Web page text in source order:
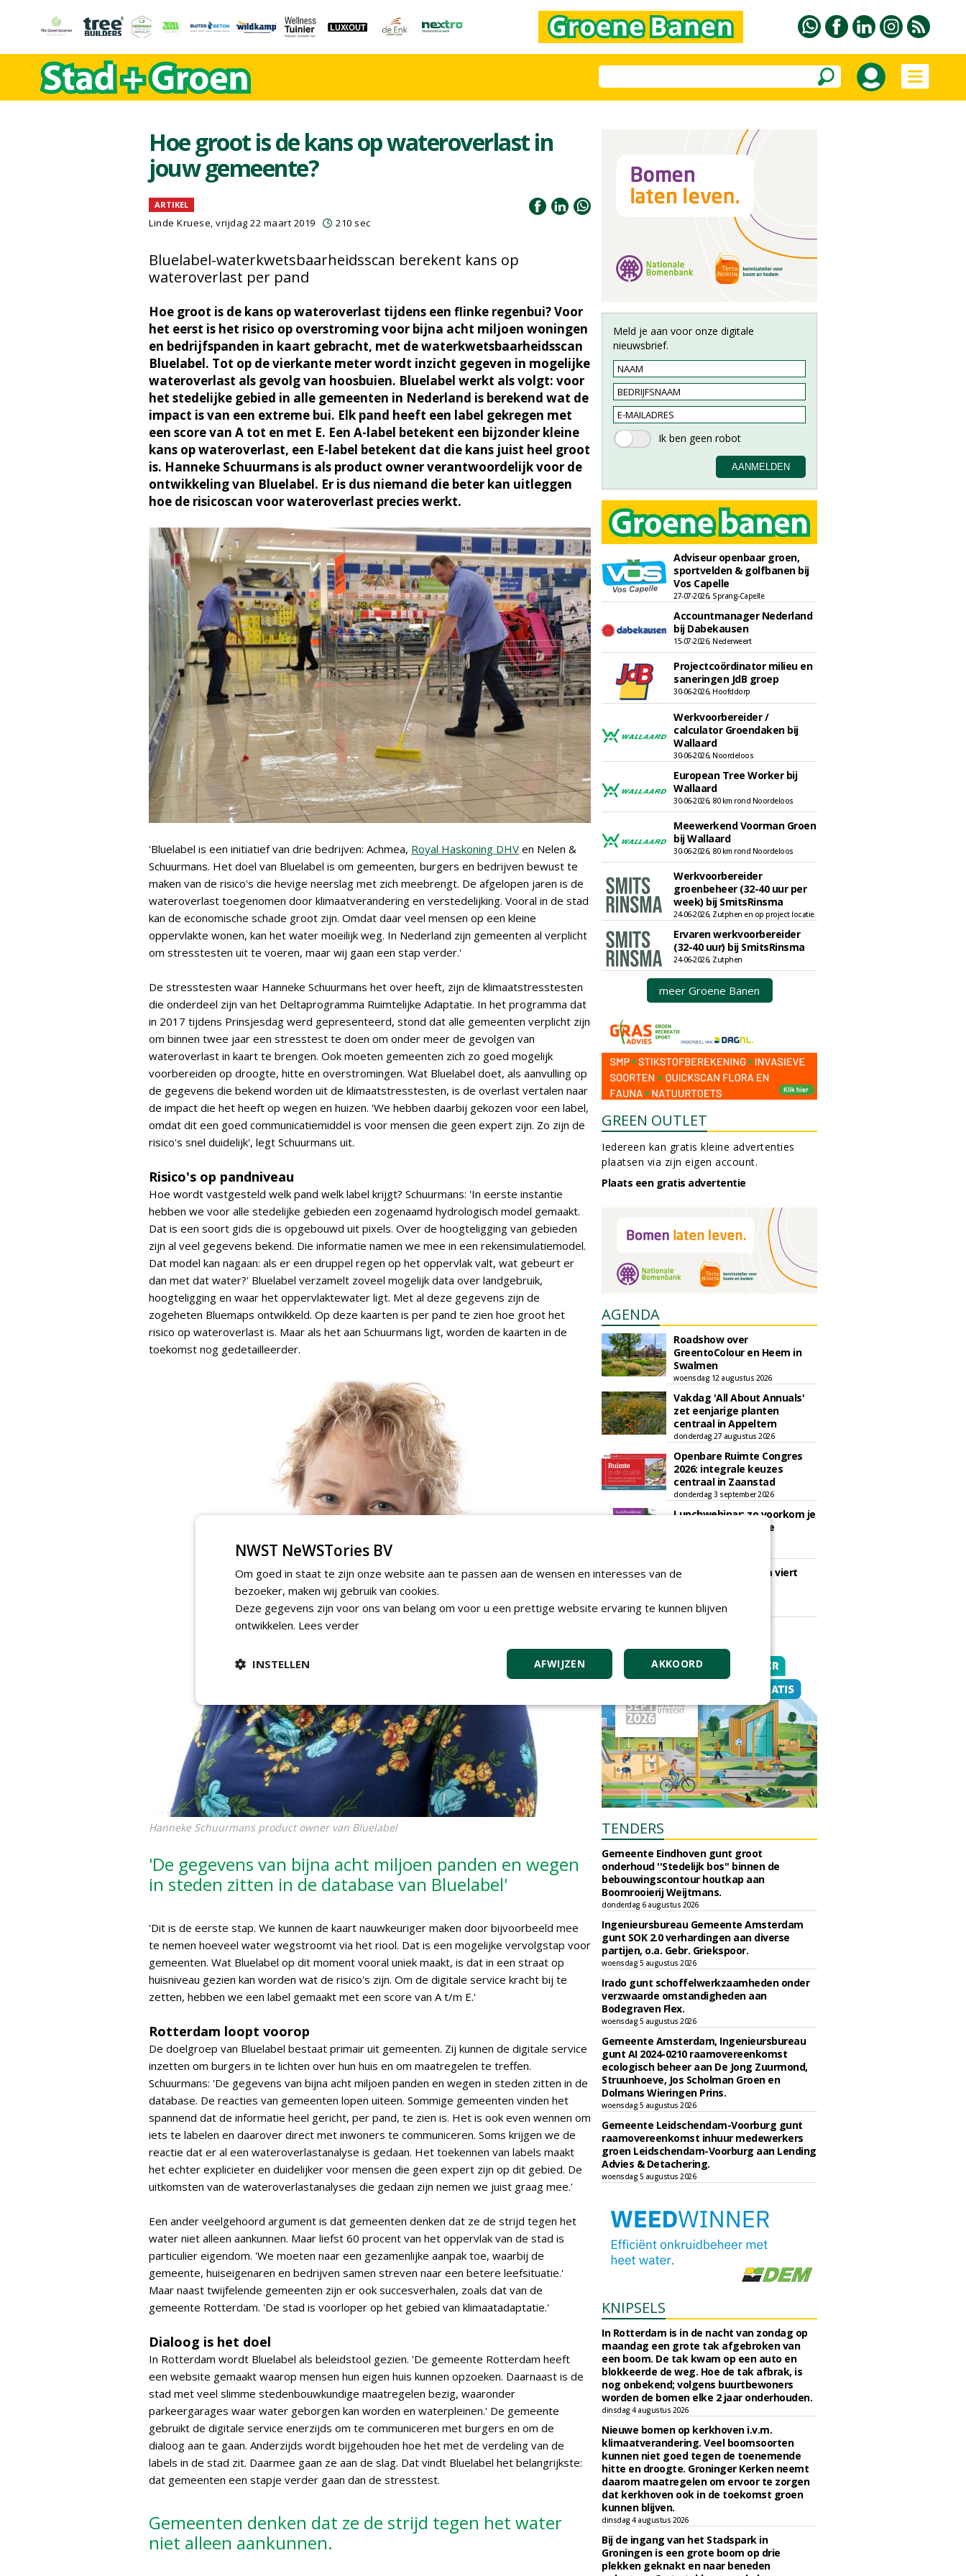
Hoe groot is de kans op wateroverlast in
jouw gemeente?
ARTIKEL
Linde Kruese, vrijdag 22 maart 2019 210 sec
Bluelabel-waterkwetsbaarheidsscan berekent kans op
wateroverlast per pand
Hoe groot is de kans op wateroverlast tijdens een flinke regenbui? Voor
het eerst is het risico op overstroming voor bijna acht miljoen woningen
en bedrijfspanden in kaart gebracht, met de waterkwetsbaarheidsscan
Bluelabel. Tot op de vierkante meter wordt inzicht gegeven in mogelijke
wateroverlast als gevolg van hoosbuien. Bluelabel werkt als volgt: voor
het stedelijke gebied in alle gemeenten in Nederland is berekend wat de
impact is van een extreme bui. Elk pand heeft een label gekregen met
een score van A tot en met E. Een A-label betekent een bijzonder kleine
kans op wateroverlast, een E-label betekent dat die kans juist heel groot
is. Hanneke Schuurmans is als product owner verantwoordelijk voor de
ontwikkeling van Bluelabel. Er is dus niemand die beter kan uitleggen
hoe de risicoscan voor wateroverlast precies werkt.
'Bluelabel is een initiatief van drie bedrijven: Achmea, Royal Haskoning DHV en Nelen &
Schuurmans. Het doel van Bluelabel is om gemeenten, burgers en bedrijven bewust te
maken van de risico's die hevige neerslag met zich meebrengt. De afgelopen jaren is de
wateroverlast toegenomen door klimaatverandering en verstedelijking. Vooral in de stad
kan de economische schade groot zijn. Omdat daar veel mensen op een kleine
oppervlakte wonen, kan het water moeilijk weg. In Nederland zijn gemeenten al verplicht
om stresstesten uit te voeren, maar wij gaan een stap verder.'
De stresstesten waar Hanneke Schuurmans het over heeft, zijn de klimaatstresstesten
die onderdeel zijn van het Deltaprogramma Ruimtelijke Adaptatie. In het programma dat
in 2017 tijdens Prinsjesdag werd gepresenteerd, stond dat alle gemeenten verplicht zijn
om binnen twee jaar een stresstest te doen om onder meer de gevolgen van
wateroverlast in kaart te brengen. Ook moeten gemeenten zich zo goed mogelijk
voorbereiden op droogte, hitte en overstromingen. Wat Bluelabel doet, als aanvulling op
de gegevens die bekend worden uit de klimaatstresstesten, is de overlast vertalen naar
de impact die het heeft op wegen en huizen. 'We hebben daarbij gekozen voor een label,
omdat dit een goed communicatiemiddel is voor mensen die geen expert zijn. Zo zijn de
risico's snel duidelijk', legt Schuurmans uit.
Risico's op pandniveau
Hoe wordt vastgesteld welk pand welk label krijgt? Schuurmans: 'In eerste instantie
hebben we voor alle stedelijke gebieden een zogenaamd hydrologisch model gemaakt.
Dat is een soort gids die is opgebouwd uit pixels. Over de hoogteligging van gebieden
zijn al veel gegevens bekend. Die informatie namen we mee in een rekensimulatiemodel.
Dat model kan nagaan: als er een druppel regen op het oppervlak valt, wat gebeurt er
dan met dat water?' Bluelabel verzamelt zoveel mogelijk data over landgebruik,
hoogteligging en waar het oppervlaktewater ligt. Met al deze gegevens zijn de
zogeheten Bluemaps ontwikkeld. Op deze kaarten is per pand te zien hoe groot het
risico op wateroverlast is. Maar als het aan Schuurmans ligt, worden de kaarten in de
toekomst nog gedetailleerder.
Hanneke Schuurmans product owner van Bluelabel
'De gegevens van bijna acht miljoen panden en wegen
in steden zitten in de database van Bluelabel'
'Dit is de eerste stap. We kunnen de kaart nauwkeuriger maken door bijvoorbeeld mee
te nemen hoeveel water wegstroomt via het riool. Dat is een mogelijke vervolgstap voor
gemeenten. Wat Bluelabel op dit moment vooral uniek maakt, is dat in een straat op
huisniveau gezien kan worden wat de risico's zijn. Om de digitale service kracht bij te
zetten, hebben we een label gemaakt met een score van A t/m E.'
Rotterdam loopt voorop
De doelgroep van Bluelabel bestaat primair uit gemeenten. Zij kunnen de digitale service
inzetten om burgers in te lichten over hun huis en om maatregelen te treffen.
Schuurmans: 'De gegevens van bijna acht miljoen panden en wegen in steden zitten in de
database. De reacties van gemeenten lopen uiteen. Sommige gemeenten vinden het
spannend dat de informatie heel gericht, per pand, te zien is. Het is ook even wennen om
iets te labelen en daarover direct met inwoners te communiceren. Soms krijgen we de
reactie dat er al een wateroverlastanalyse is gedaan. Het toekennen van labels maakt
het echter explicieter en duidelijker voor mensen die geen expert zijn op dit gebied. De
uitkomsten van de wateroverlastanalyses die gedaan zijn nemen we juist graag mee.'
Een ander veelgehoord argument is dat gemeenten denken dat ze de strijd tegen het
water niet alleen aankunnen. Maar liefst 60 procent van het oppervlak van de stad is
particulier eigendom. 'We moeten naar een gezamenlijke aanpak toe, waarbij de
gemeente, huiseigenaren en bedrijven samen streven naar een betere leefsituatie.'
Maar naast twijfelende gemeenten zijn er ook succesverhalen, zoals dat van de
gemeente Rotterdam. 'De stad is voorloper op het gebied van klimaatadaptatie.'
Dialoog is het doel
In Rotterdam wordt Bluelabel als beleidstool gezien. 'De gemeente Rotterdam heeft
een website gemaakt waarop mensen hun eigen huis kunnen opzoeken. Daarnaast is de
stad met veel slimme stedenbouwkundige maatregelen bezig, waaronder
parkeergarages waar water geborgen kan worden en waterpleinen.' De gemeente
gebruikt de digitale service enerzijds om te communiceren met burgers en om de
dialoog aan te gaan. Anderzijds wordt bijgehouden hoe het met de verdeling van de
labels in de stad zit. Daarmee gaan ze aan de slag. Dat vindt Bluelabel het belangrijkste:
dat gemeenten een stapje verder gaan dan de stresstest.
Gemeenten denken dat ze de strijd tegen het water
niet alleen aankunnen.
Meld je aan voor onze digitale
nieuwsbrief.
Adviseur openbaar groen,
sportvelden & golfbanen bij
Vos Capelle
27-07-2026, Sprang-Capelle
Accountmanager Nederland
bij Dabekausen
15-07-2026, Nederweert
Projectcoördinator milieu en
saneringen JdB groep
30-06-2026, Hoofddorp
Werkvoorbereider /
calculator Groendaken bij
Wallaard
30-06-2026, Noordeloos
European Tree Worker bij
Wallaard
30-06-2026, 80 km rond Noordeloos
Meewerkend Voorman Groen
bij Wallaard
30-06-2026, 80 km rond Noordeloos
Werkvoorbereider
groenbeheer (32-40 uur per
week) bij SmitsRinsma
24-06-2026, Zutphen en op project locatie
Ervaren werkvoorbereider
(32-40 uur) bij SmitsRinsma
24-06-2026, Zutphen
meer Groene Banen
GREEN OUTLET
Iedereen kan gratis kleine advertenties
plaatsen via zijn eigen account.
Plaats een gratis advertentie
AGENDA
Roadshow over
GreentoColour en Heem in
Swalmen
woensdag 12 augustus 2026
Vakdag 'All About Annuals'
zet eenjarige planten
centraal in Appeltern
donderdag 27 augustus 2026
Openbare Ruimte Congres
2026: integrale keuzes
centraal in Zaanstad
donderdag 3 september 2026
Lunchwebinar: zo voorkom je
dat natuurinclusieve
Rooftop Symposium viert
vrijdag 18 september 2026
TENDERS
Gemeente Eindhoven gunt groot
onderhoud ''Stedelijk bos'' binnen de
bebouwingscontour houtkap aan
Boomrooierij Weijtmans.
donderdag 6 augustus 2026
Ingenieursbureau Gemeente Amsterdam
gunt SOK 2.0 verhardingen aan diverse
partijen, o.a. Gebr. Griekspoor.
woensdag 5 augustus 2026
Irado gunt schoffelwerkzaamheden onder
verzwaarde omstandigheden aan
Bodegraven Flex.
woensdag 5 augustus 2026
Gemeente Amsterdam, Ingenieursbureau
gunt AI 2024-0210 raamovereenkomst
ecologisch beheer aan De Jong Zuurmond,
Struunhoeve, Jos Scholman Groen en
Dolmans Wieringen Prins.
woensdag 5 augustus 2026
Gemeente Leidschendam-Voorburg gunt
raamovereenkomst inhuur medewerkers
groen Leidschendam-Voorburg aan Lending
Advies & Detachering.
woensdag 5 augustus 2026
KNIPSELS
In Rotterdam is in de nacht van zondag op
maandag een grote tak afgebroken van
een boom. De tak kwam op een auto en
blokkeerde de weg. Hoe de tak afbrak, is
nog onbekend; volgens buurtbewoners
worden de bomen elke 2 jaar onderhouden.
dinsdag 4 augustus 2026
Nieuwe bomen op kerkhoven i.v.m.
klimaatverandering. Veel boomsoorten
kunnen niet goed tegen de toenemende
hitte en droogte. Groninger Kerken neemt
daarom maatregelen om ervoor te zorgen
dat kerkhoven ook in de toekomst groen
kunnen blijven.
dinsdag 4 augustus 2026
Bij de ingang van het Stadspark in
Groningen is een grote boom op drie
plekken geknakt en naar beneden
NWST NeWSTories BV
Om goed in staat te zijn onze website aan te passen aan de wensen en interesses van de
bezoeker, maken wij gebruik van cookies.
Deze gegevens zijn voor ons van belang om voor u een prettige website ervaring te kunnen blijven
ontwikkelen. Lees verder
AKKOORD
AFWIJZEN
INSTELLEN